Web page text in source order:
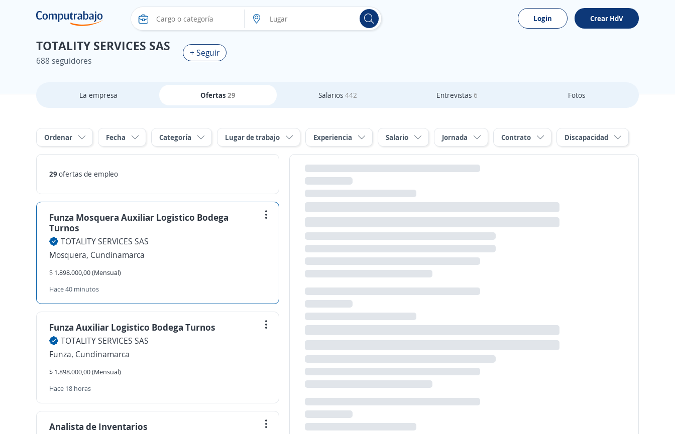
Login Crear HdV
TOTALITY SERVICES SAS
688 seguidores
+ Seguir
La empresa Ofertas 29 Salarios 442 Entrevistas 6 Fotos
Ordenar Fecha Categoría Lugar de trabajo Experiencia Salario Jornada Contrato Discapacidad
29 ofertas de empleo
Funza Mosquera Auxiliar Logistico Bodega
Turnos
TOTALITY SERVICES SAS
Mosquera, Cundinamarca
$ 1.898.000,00 (Mensual)
Hace 40 minutos
Funza Auxiliar Logistico Bodega Turnos
TOTALITY SERVICES SAS
Funza, Cundinamarca
$ 1.898.000,00 (Mensual)
Hace 18 horas
Analista de Inventarios